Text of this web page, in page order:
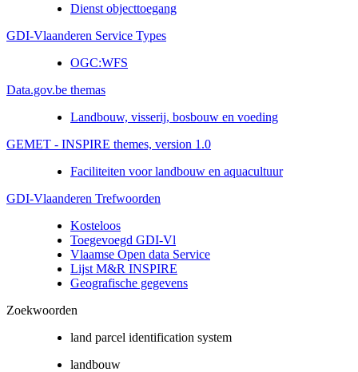
Dienst objecttoegang
GDI-Vlaanderen Service Types
OGC:WFS
Data.gov.be themas
Landbouw, visserij, bosbouw en voeding
GEMET - INSPIRE themes, version 1.0
Faciliteiten voor landbouw en aquacultuur
GDI-Vlaanderen Trefwoorden
Kosteloos
Toegevoegd GDI-Vl
Vlaamse Open data Service
Lijst M&R INSPIRE
Geografische gegevens
Zoekwoorden
land parcel identification system
landbouw